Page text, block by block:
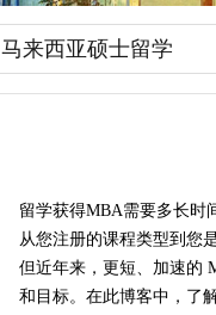
马来西亚硕士留学
留学获得MBA需要多长时
从您注册的课程类型到您
但近年来，更短、加速的
和目标。在此博客中，了